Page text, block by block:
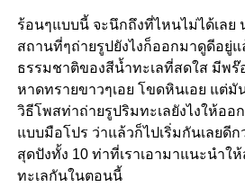
ร้อนๆแบบนี้ จะนึกถึงที่ไหนไม่ได้เลย
สถานที่ๆถ่ายรูปยังไงก็ออกมาดูดีอยู่แ
ธรรมชาติของสีน้ำทะเลที่สดใส มีพร๊
หาดทรายขาวๆเอย โขดหินเอย แต่
วิธีโพสท่าถ่ายรูปริมทะเลยังไงให้ออ
แบบมือโปร ว่าแล้วก็ไปเริ่มกันเลยดี
สุดปังทั้ง 10 ท่าที่เราเอามาแนะนำใ
ทะเลกันในตอนนี้